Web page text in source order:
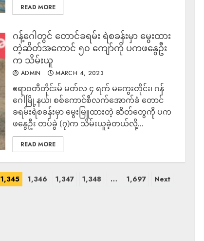
READ MORE
ဂန့်ဂေါတွင် တောင်ခရမ်း ရဲစခန်းမှာ မွေးထား
တဲ့ဆိတ်အကောင် ၅၀ ကျော်ကို ပကဖနွေဦး
က သိမ်းယူ
ADMIN MARCH 4, 2023
ဧရာဝတီတိုင်းမ် မတ်လ ၄ ရက် မကွေးတိုင်း၊ ဂန်
ဂေါမြို့နယ်၊ စစ်ကောင်စီလက်အောက်ခံ တောင်
ခရမ်းရဲစခန်းမှာ မွေးမြူထားတဲ့ ဆိတ်တွေကို ပက
ဖနွေဦး တပ်ခွဲ (၇)က သိမ်းယူခဲ့တယ်လို့...
READ MORE
1,345 1,346 1,347 1,348 … 1,697 Next